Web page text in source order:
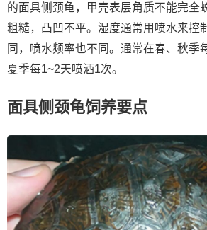
的面具侧颈龟，甲壳表层角质不能完全
粗糙，凸凹不平。湿度通常用喷水来控
同，喷水频率也不同。通常在春、秋季
夏季每1~2天喷洒1次。
面具侧颈龟饲养要点